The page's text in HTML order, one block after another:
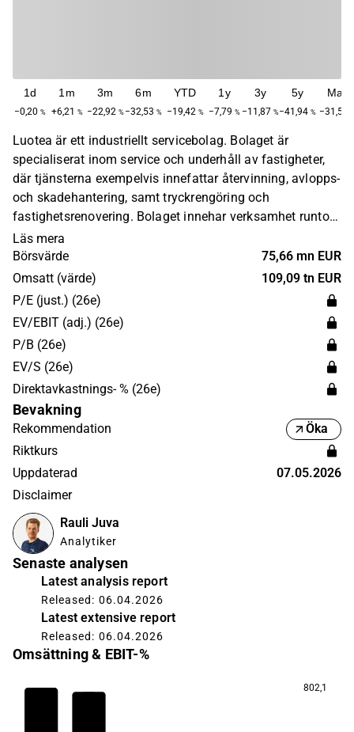
1d
−0,20 %
1m
+6,21 %
3m
−22,92 %
6m
−32,53 %
YTD
−19,42 %
1y
−7,79 %
3y
−11,87 %
5y
−41,94 %
Max
−31,54
Luotea är ett industriellt servicebolag. Bolaget är
specialiserat inom service och underhåll av fastigheter,
där tjänsterna exempelvis innefattar återvinning, avlopps-
och skadehantering, samt tryckrengöring och
fastighetsrenovering. Bolaget innehar verksamhet runtom
den nordiska marknaden. Luotea grundades
ursprungligen 1905 och har sitt huvudkontor i
Helsingfors.
Läs mera
Börsvärde
75,66 mn EUR
Omsatt (värde)
109,09 tn EUR
P/E (just.) (26e)
EV/EBIT (adj.) (26e)
P/B (26e)
EV/S (26e)
Direktavkastnings- % (26e)
Bevakning
Rekommendation
Öka
Riktkurs
Uppdaterad
07.05.2026
Disclaimer
Rauli Juva
Analytiker
Senaste analysen
Latest analysis report
Released: 06.04.2026
Latest extensive report
Released: 06.04.2026
Omsättning & EBIT-%
802,1